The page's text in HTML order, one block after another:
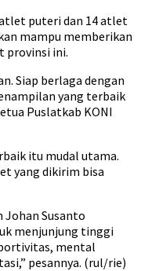
puteri dan 14 atlet
mampu memberikan
provinsi ini.
Siap berlaga dengan
yang terbaik
Puslatkab KONI
itu mudal utama.
yang dikirim bisa
Johan Susanto
menjunjung tinggi
mental
pesannya. (rul/rie)